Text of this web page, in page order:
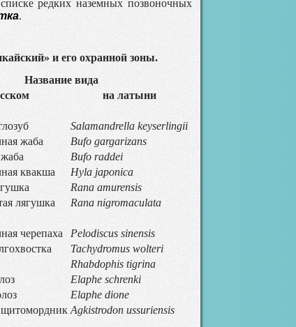
редких наземных позвоночных
.
и его охранной зоны.
Название вида
на латыни
Salamandrella keyserlingii
жаба
Bufo gargarizans
Bufo raddei
квакша
Hyla japonica
Rana amurensis
лягушка
Rana nigromaculata
черепаха
Pelodiscus sinensis
Tachydromus wolteri
Rhabdophis tigrina
Elaphe schrenki
Elaphe dione
Agkistrodon ussuriensis